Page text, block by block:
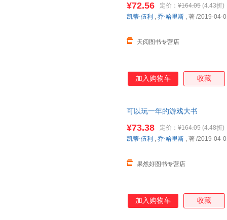
¥72.56 定价： ¥164.05 (4.43折)
天阅图书专营店
凯蒂·伍利 , 乔·哈里斯 , 著 /2019-04-
加入购物车 收藏
可以玩一年的游戏大书
¥73.38 定价： ¥164.05 (4.48折)
果然好图书专营店
凯蒂·伍利 , 乔·哈里斯 , 著 /2019-04-
加入购物车 收藏